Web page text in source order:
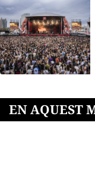
EN AQUEST